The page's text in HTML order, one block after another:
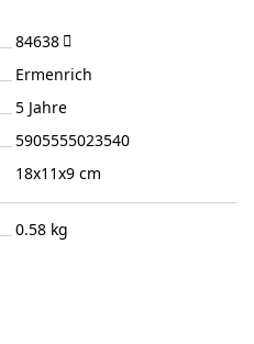
84638
Ermenrich
5 Jahre
5905555023540
18x11x9 cm
0.58 kg